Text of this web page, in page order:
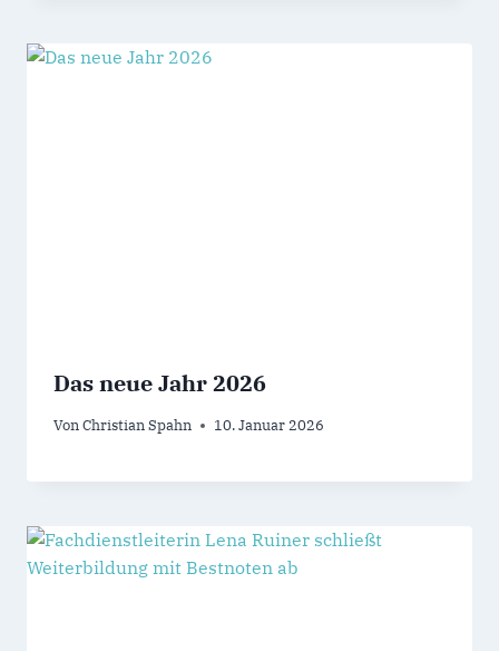
Das neue Jahr 2026
VonChristian Spahn 10. Januar 2026